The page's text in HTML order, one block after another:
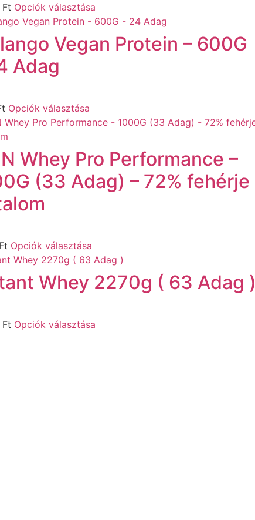
Ft Opciók választása
Vegan Protein – 600G
Adag
Opciók választása
Whey Pro Performance –
(33 Adag) – 72% fehérje
Ft Opciók választása
Whey 2270g ( 63 Adag )
Ft Opciók választása